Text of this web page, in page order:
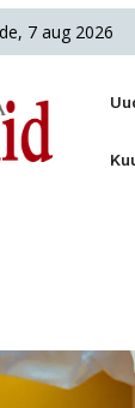
7 aug 2026